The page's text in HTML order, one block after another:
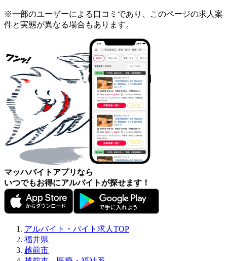
※一部のユーザーによる口コミであり、このページの求人案
件と実態が異なる場合もあります。
マッハバイトアプリなら
いつでもお得にアルバイトが探せます！
アルバイト・バイト求人TOP
福井県
越前市